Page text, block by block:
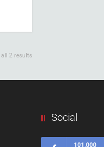
2 results
Social
101,000